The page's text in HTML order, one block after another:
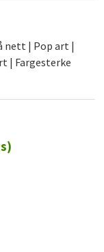
nett | Pop art |
| Fargesterke